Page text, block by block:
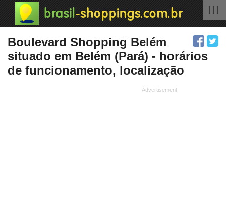
Boulevard Shopping Belém
situado em Belém (Pará) - horários
de funcionamento, localização